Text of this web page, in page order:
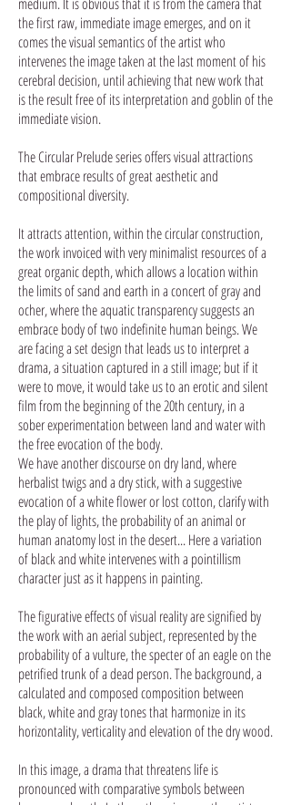
the first raw, immediate image emerges, and on it
comes the visual semantics of the artist who
intervenes the image taken at the last moment of his
cerebral decision, until achieving that new work that
is the result free of its interpretation and goblin of the
immediate vision.
The Circular Prelude series offers visual attractions
that embrace results of great aesthetic and
compositional diversity.
It attracts attention, within the circular construction,
the work invoiced with very minimalist resources of a
great organic depth, which allows a location within
the limits of sand and earth in a concert of gray and
ocher, where the aquatic transparency suggests an
embrace body of two indefinite human beings. We
are facing a set design that leads us to interpret a
drama, a situation captured in a still image; but if it
were to move, it would take us to an erotic and silent
film from the beginning of the 20th century, in a
sober experimentation between land and water with
the free evocation of the body.
We have another discourse on dry land, where
herbalist twigs and a dry stick, with a suggestive
evocation of a white flower or lost cotton, clarify with
the play of lights, the probability of an animal or
human anatomy lost in the desert... Here a variation
of black and white intervenes with a pointillism
character just as it happens in painting.
The figurative effects of visual reality are signified by
the work with an aerial subject, represented by the
probability of a vulture, the specter of an eagle on the
petrified trunk of a dead person. The background, a
calculated and composed composition between
black, white and gray tones that harmonize in its
horizontality, verticality and elevation of the dry wood.
In this image, a drama that threatens life is
pronounced with comparative symbols between